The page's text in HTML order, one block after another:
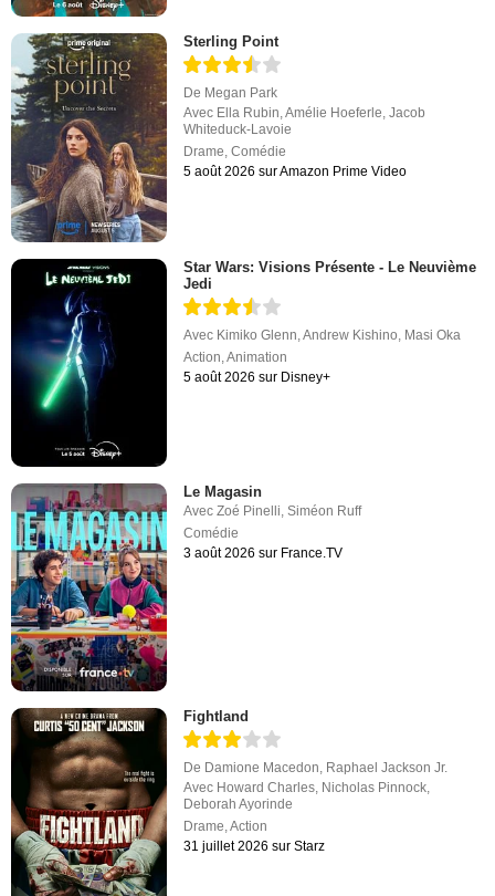
Sterling Point
De Megan Park
Avec Ella Rubin,Amélie Hoeferle,Jacob
Whiteduck-Lavoie
Drame,Comédie
5 août 2026 sur Amazon Prime Video
Star Wars: Visions Présente - Le Neuvième
Jedi
Avec Kimiko Glenn ,Andrew Kishino Masi Oka
Action ,Animation
5 août 2026 sur Disney+
Le Magasin
AvecZoé Pinelli,Siméon Ruff
Comédie
3 août 2026 sur France.TV
Fightland
De Damione Macedon, Raphael Jackson Jr.
Avec Howard Charles, Nicholas Pinnock,
Deborah Ayorinde
Drame,Action
31 juillet 2026 sur Starz